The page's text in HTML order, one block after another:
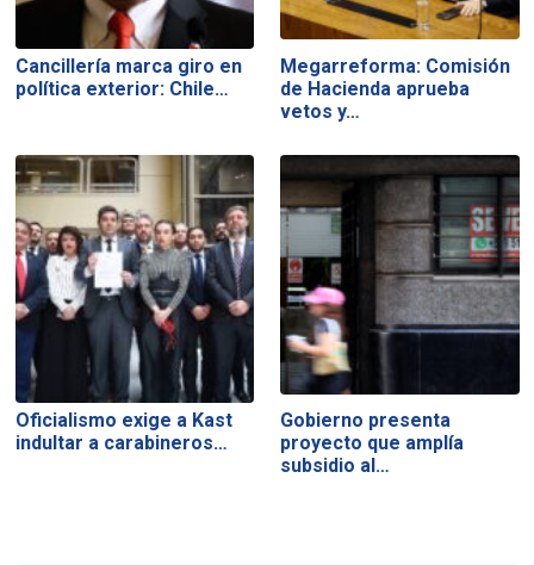
Cancillería marca giro en
política exterior: Chile…
Megarreforma: Comisión
de Hacienda aprueba
vetos y…
Oficialismo exige a Kast
indultar a carabineros…
Gobierno presenta
proyecto que amplía
subsidio al…